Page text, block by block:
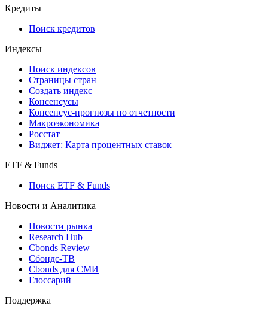
Кредиты
Поиск кредитов
Индексы
Поиск индексов
Страницы стран
Создать индекс
Консенсусы
Консенсус-прогнозы по отчетности
Макроэкономика
Росстат
Виджет: Карта процентных ставок
ETF & Funds
Поиск ETF & Funds
Новости и Аналитика
Новости рынка
Research Hub
Cbonds Review
Сбондс-ТВ
Cbonds для СМИ
Глоссарий
Поддержка